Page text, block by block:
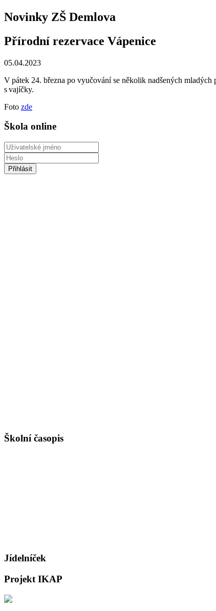
Novinky ZŠ Demlova
Přírodní rezervace Vápenice
05.04.2023
V pátek 24. března po vyučování se několik nadšených
s vajíčky.
Foto zde
Škola online
Školní časopis
Jídelníček
Projekt IKAP